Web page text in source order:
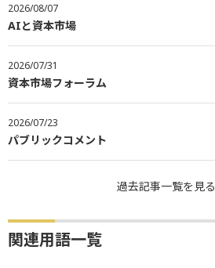
2026/08/07
AIと資本市場
2026/07/31
資本市場フォーラム
2026/07/23
パブリックコメント
過去記事一覧を見る
関連用語一覧